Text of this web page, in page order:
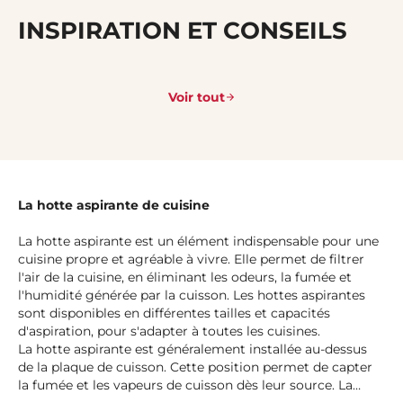
INSPIRATION ET CONSEILS
Voir tout
La hotte aspirante de cuisine
La hotte aspirante est un élément indispensable pour une
cuisine propre et agréable à vivre. Elle permet de filtrer
l'air de la cuisine, en éliminant les odeurs, la fumée et
l'humidité générée par la cuisson. Les hottes aspirantes
sont disponibles en différentes tailles et capacités
d'aspiration, pour s'adapter à toutes les cuisines.
La hotte aspirante est généralement installée au-dessus
de la plaque de cuisson. Cette position permet de capter
la fumée et les vapeurs de cuisson dès leur source. La